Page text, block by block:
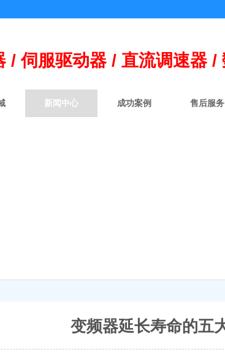
/ 伺服驱动器 / 直流调速器 /
新闻中心 成功案例 售后服务
变频器延长寿命的五